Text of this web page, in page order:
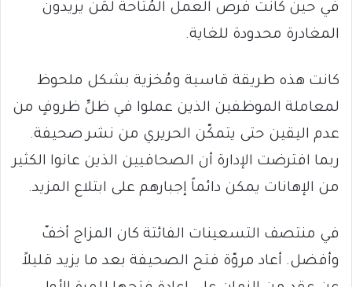
في حين كانت فرص العمل المُتاحة لمَن يريدون
المغادرة محدودة للغاية.
كانت هذه طريقة قاسية ومُخزية بشكل ملحوظ
لمعاملة الموظفين الذين عملوا في ظلِّ ظروفٍ من
عدم اليقين حتى يتمكّن الحريري من نشر صحيفة.
ربما افترضت الإدارة أن الصحافيين الذين عانوا الكثير
من الإهانات يمكن دائماً إجبارهم على ابتلاع المزيد.
في منتصف التسعينات الفائتة كان المزاج أخفّ
وأفضل. أعاد مروّة فتح الصحيفة بعد ما يزيد قليلاً